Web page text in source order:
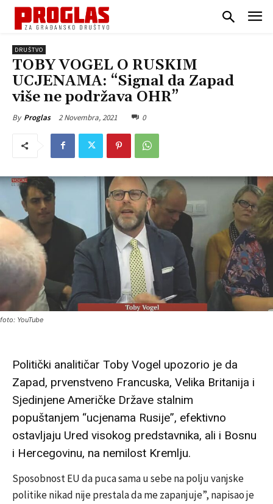
DRUŠTVO
TOBY VOGEL O RUSKIM
UCJENAMA: “Signal da Zapad
više ne podržava OHR”
By Proglas 2 Novembra, 2021 0
foto: YouTube
Politički analitičar Toby Vogel upozorio je da
Zapad, prvenstveno Francuska, Velika Britanija i
Sjedinjene Američke Države stalnim
popuštanjem “ucjenama Rusije”, efektivno
ostavljaju Ured visokog predstavnika, ali i Bosnu
i Hercegovinu, na nemilost Kremlju.
Sposobnost EU da puca sama u sebe na polju vanjske
politike nikad nije prestala da me zapanjuje”, napisao je